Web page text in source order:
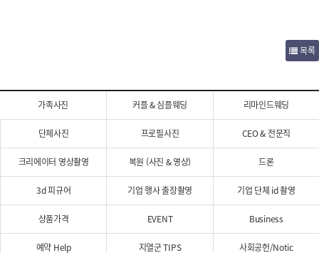
목록
가족사진 커플 & 심플웨딩 리마인드웨딩
단체사진 프로필사진 CEO & 전문직
크리에이터 영상촬영 복원 (사진 & 영상) 드론
3d 피규어 기업 행사 출장촬영 기업 단체 id 촬영
상품가격 EVENT Business
예약 Help 지열군 TIPS 사회공헌/Notic